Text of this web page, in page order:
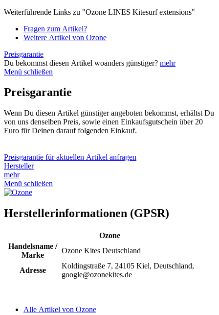
Weiterführende Links zu "Ozone LINES Kitesurf extensions"
Fragen zum Artikel?
Weitere Artikel von Ozone
Preisgarantie
Du bekommst diesen Artikel woanders günstiger? mehr
Menü schließen
Preisgarantie
Wenn Du diesen Artikel günstiger angeboten bekommst, erhältst Du
von uns denselben Preis, sowie einen Einkaufsgutschein über 20
Euro für Deinen darauf folgenden Einkauf.
Preisgarantie für aktuellen Artikel anfragen
Hersteller
mehr
Menü schließen
Herstellerinformationen (GPSR)
Ozone
Handelsname /
Marke
Ozone Kites Deutschland
Adresse
Koldingstraße 7, 24105 Kiel, Deutschland,
google@ozonekites.de
Alle Artikel von Ozone